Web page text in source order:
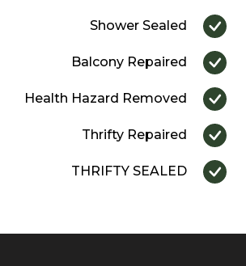
Shower Sealed
Balcony Repaired
Health Hazard Removed
Thrifty Repaired
THRIFTY SEALED